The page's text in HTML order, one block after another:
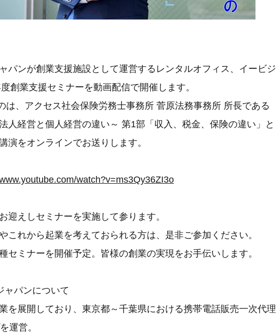
パンが創業支援施設として運営するレンタルオフィス、イービジ
創業支援セミナーを動画配信で開催します。
は、アクセス社会保険労務士事務所 菅原法務事務所 所長である
人経営と個人経営の違い～ 第1部「収入、税金、保険の違い」と
演をオンラインでお送りします。
watch?v=ms3Qy36ZI3o
迎えしセミナーを実施して参ります。
これから起業を考えておられる方は、是非ご参加ください。
セミナーを開催予定。皆様の創業の実現をお手伝いします。
ャパンについて
を展開しており、東京都～千葉県における携帯電話販売一次代理
運営。